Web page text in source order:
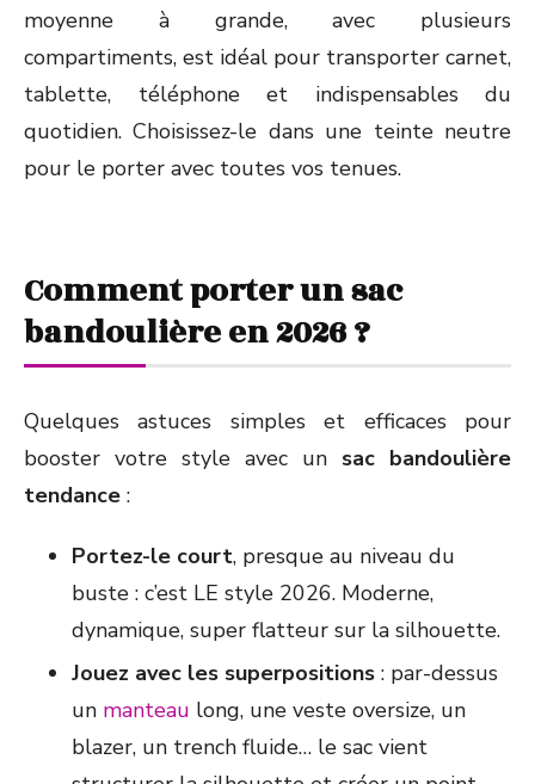
moyenne à grande, avec plusieurs
compartiments, est idéal pour transporter carnet,
tablette, téléphone et indispensables du
quotidien. Choisissez-le dans une teinte neutre
pour le porter avec toutes vos tenues.
Comment porter un sac
bandoulière en 2026 ?
Quelques astuces simples et efficaces pour
booster votre style avec un sac bandoulière
tendance :
Portez-le court, presque au niveau du
buste : c’est LE style 2026. Moderne,
dynamique, super flatteur sur la silhouette.
Jouez avec les superpositions : par-dessus
un manteau long, une veste oversize, un
blazer, un trench fluide… le sac vient